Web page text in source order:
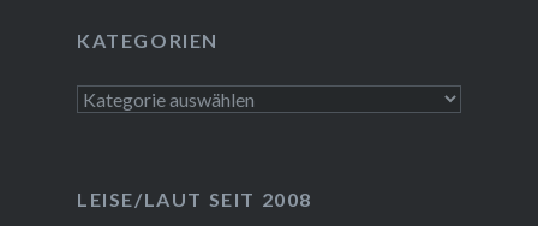
KATEGORIEN
Kategorien
LEISE/LAUT SEIT 2008